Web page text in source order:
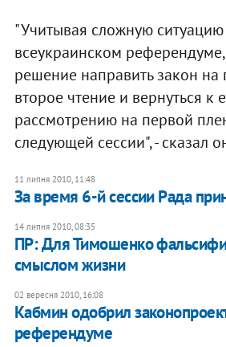
"Учитывая сложную
всеукраинском
решение направить закон на
второе чтение и вернуться к
рассмотрению на первой
следующей сессии", - сказал
11 липня 2010, 11:48
За время 6-й сессии Рада
14 липня 2010, 08:35
ПР: Для Тимошенко
смыслом жизни
02 вересня 2010, 16:08
Кабмин одобрил
референдуме